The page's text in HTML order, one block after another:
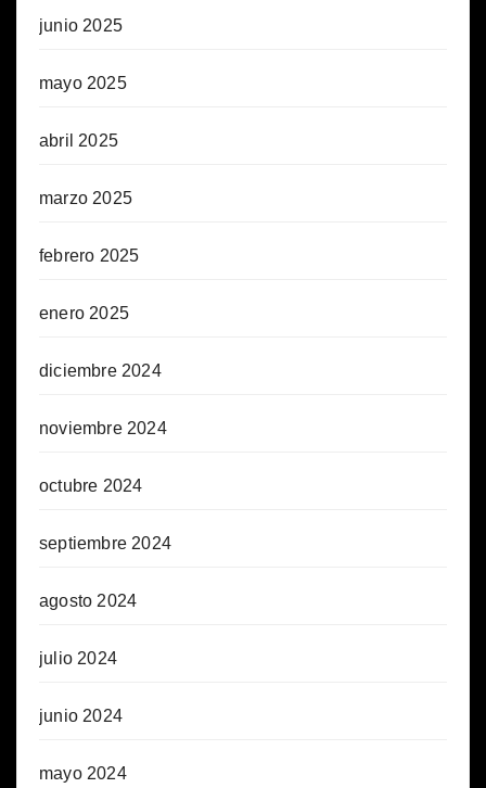
junio 2025
mayo 2025
abril 2025
marzo 2025
febrero 2025
enero 2025
diciembre 2024
noviembre 2024
octubre 2024
septiembre 2024
agosto 2024
julio 2024
junio 2024
mayo 2024